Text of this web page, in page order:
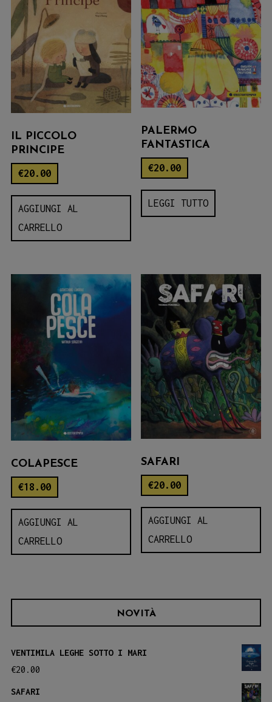
IL PICCOLO
PRINCIPE
€20.00
AGGIUNGI AL
CARRELLO
PALERMO
FANTASTICA
€20.00
LEGGI TUTTO
COLAPESCE
€18.00
AGGIUNGI AL
CARRELLO
SAFARI
€20.00
AGGIUNGI AL
CARRELLO
NOVITÀ
VENTIMILA LEGHE SOTTO I MARI
€20.00
SAFARI